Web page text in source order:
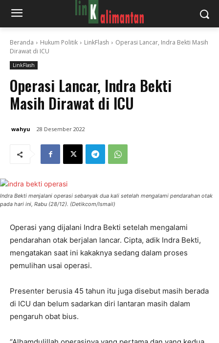
Beranda Hukum Politik LinkFlash
Operasi Lancar, Indra Bekti Masih
Dirawat di ICU
LinkFlash
Operasi Lancar, Indra Bekti
Masih Dirawat di ICU
wahyu 28 Desember 2022
Indra Bekti menjalani operasi sebanyak dua kali setelah mengalami pendarahan otak
pada hari ini, Rabu (28/12). (Detikcom/Ismail)
Operasi yang dijalani Indra Bekti setelah mengalami
pendarahan otak berjalan lancar. Cipta, adik Indra Bekti,
mengatakan saat ini kakaknya sedang dalam proses
pemulihan usai operasi.
Presenter berusia 45 tahun itu juga disebut masih berada
di ICU dan belum sadarkan diri lantaran masih dalam
pengaruh obat bius.